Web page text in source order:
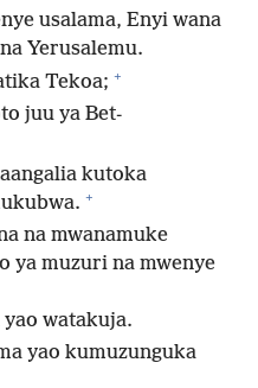
usalama, Enyi wana
Yerusalemu.
Tekoa; +
juu ya Bet-
kutoka
+
na mwanamuke
ya muzuri na mwenye
watakuja.
yao kumuzunguka